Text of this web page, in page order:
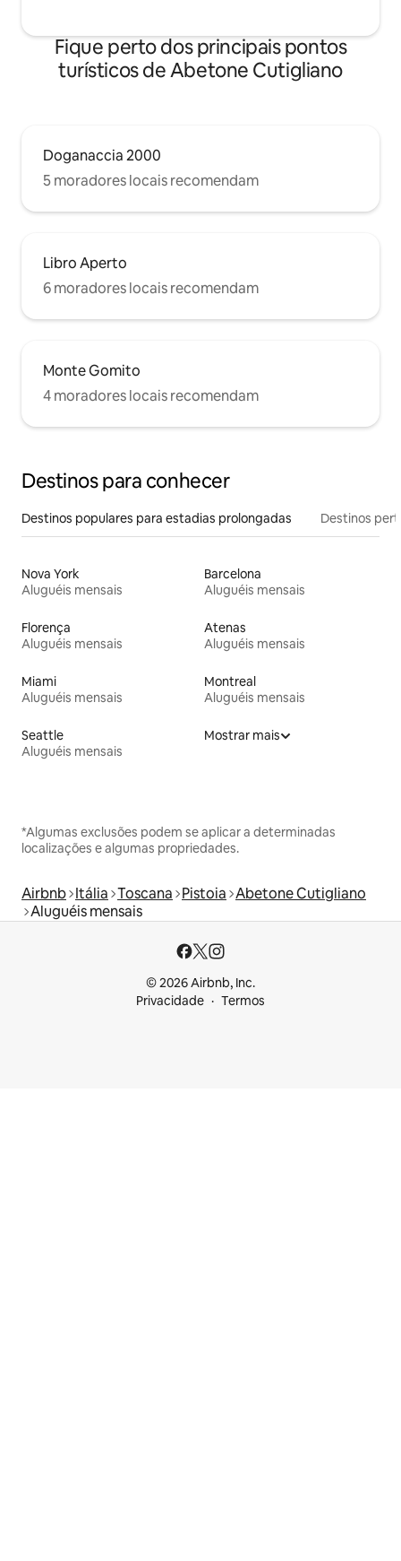
Fique perto dos principais pontos
turísticos de Abetone Cutigliano
Doganaccia 2000
5 moradores locais recomendam
Libro Aperto
6 moradores locais recomendam
Monte Gomito
4 moradores locais recomendam
Destinos para conhecer
Destinos populares para estadias prolongadas Destinos
Nova York
Aluguéis mensais
Barcelona
Aluguéis mensais
Florença
Aluguéis mensais
Atenas
Aluguéis mensais
Miami
Aluguéis mensais
Montreal
Aluguéis mensais
Seattle
Aluguéis mensais
Mostrar mais
*Algumas exclusões podem se aplicar a determinadas
localizações e algumas propriedades.
Airbnb Itália Toscana Pistoia Abetone Cutigliano
Aluguéis mensais
© 2026 Airbnb, Inc.
Privacidade
Termos